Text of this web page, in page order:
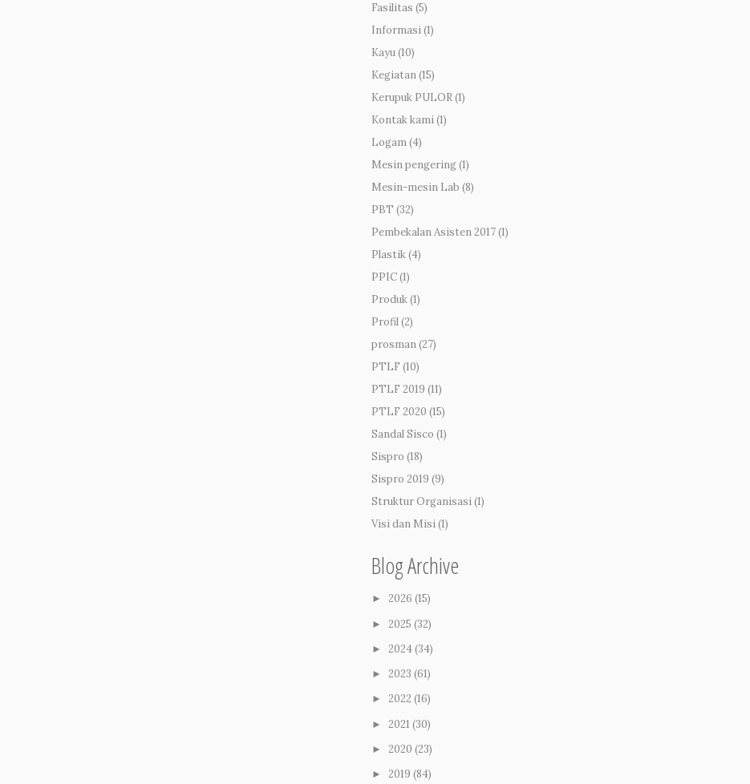
Fasilitas (5)
Informasi(1)
Kayu(10)
Kegiatan(15)
Kerupuk PULOR(1)
Kontak kami(1)
Logam(4)
Mesin pengering(1)
Mesin-mesin Lab (8)
PBT (32)
Pembekalan Asisten 2017(1)
Plastik(4)
PPIC(1)
Produk(1)
Profil(2)
prosman(27)
PTLF (10)
PTLF 2019 (11)
PTLF 2020 (15)
Sandal Sisco (1)
Sispro (18)
Sispro 2019 (9)
Struktur Organisasi(1)
Visi dan Misi(1)
Blog Archive
► 2026 (15)
► 2025 (32)
► 2024(34)
► 2023 (61)
► 2022 (16)
► 2021 (30)
► 2020 (23)
► 2019 (84)